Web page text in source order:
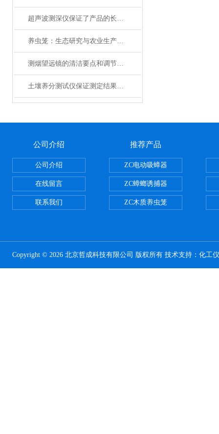
超声波测深仪保证了产品的长期可靠性
养虫笼：生态研究与农业生产的精密工具
测烟望远镜的清洁要点和调节技巧
土壤养分测试仪保证测定结果精度
公司介绍
公司介绍
在线留言
联系我们
推荐产品
ZC电动吸蟑器
ZC蟑螂诱捕器
ZC木质养虫笼
Copyright © 2026 北京哲成科技有限公司 版权所有 技术支持： 化工